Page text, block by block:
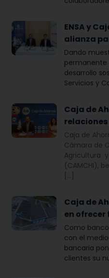
ENSA y
alianza
proyectos
energía
Dando
permanente
desarrollo
Servicios y
Caja de
región
Caja de
Cámara de
Agricultura
(CAMCHI),
[…]
Caja de
en
paneles
Como
con el
bancaria
clientes su